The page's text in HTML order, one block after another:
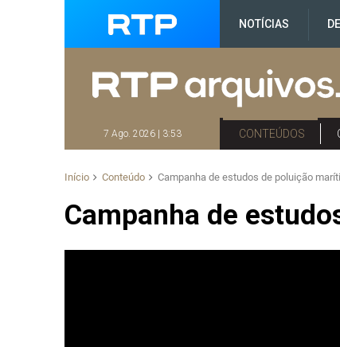
NOTÍCIAS
7 Ago. 2026 | 3:53 CONTEÚDOS
Início Conteúdo Campanha de estudos de poluição
Campanha de